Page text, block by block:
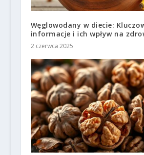
Węglowodany w diecie:
informacje i ich wpływ na
2 czerwca 2025